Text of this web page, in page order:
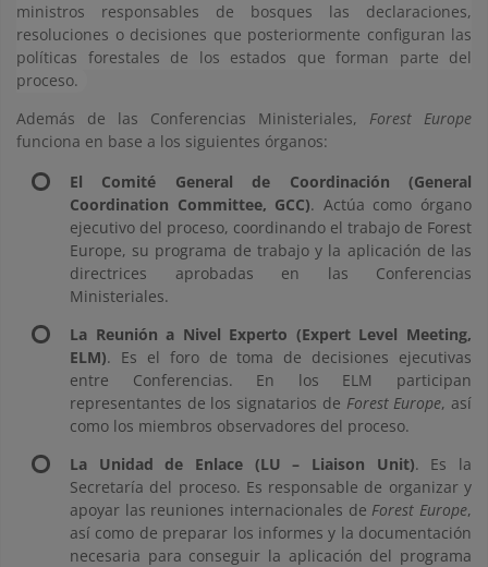
ministros responsables de bosques las declaraciones,
resoluciones o decisiones que posteriormente configuran las
políticas forestales de los estados que forman parte del
proceso.
Además de las Conferencias Ministeriales, Forest Europe
funciona en base a los siguientes órganos:
El Comité General de Coordinación (General
Coordination Committee, GCC). Actúa como órgano
ejecutivo del proceso, coordinando el trabajo de Forest
Europe, su programa de trabajo y la aplicación de las
directrices aprobadas en las Conferencias
Ministeriales.
La Reunión a Nivel Experto (Expert Level Meeting,
ELM). Es el foro de toma de decisiones ejecutivas
entre Conferencias. En los ELM participan
representantes de los signatarios de Forest Europe, así
como los miembros observadores del proceso.
La Unidad de Enlace (LU – Liaison Unit). Es la
Secretaría del proceso. Es responsable de organizar y
apoyar las reuniones internacionales de Forest Europe,
así como de preparar los informes y la documentación
necesaria para conseguir la aplicación del programa